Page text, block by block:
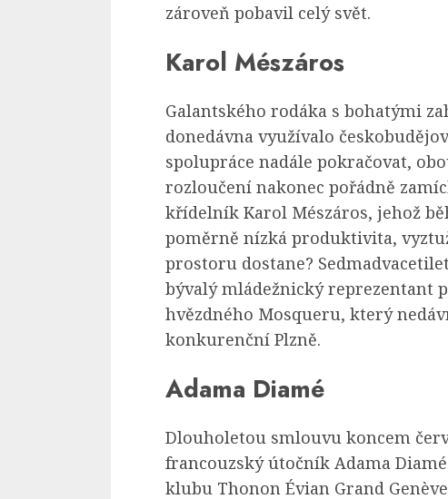
zároveň pobavil celý svět.
Karol Mészáros
Galantského rodáka s bohatými
donedávna využívalo
spolupráce nadále pokračovat,
rozloučení nakonec pořádně
křídelník Karol Mészáros, jehož
poměrně nízká produktivita,
prostoru dostane?
bývalý mládežnický reprezentant
hvězdného Mosqueru, který
konkurenční Plzně.
Adama Diamé
Dlouholetou smlouvu koncem
francouzský útočník Adama
klubu Thonon Évian Grand